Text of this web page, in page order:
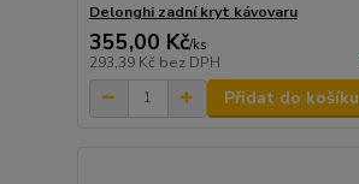
Delonghi zadní kryt kávovaru
355,00 Kč/ks
293,39 Kč bez DPH
Přidat do košíku